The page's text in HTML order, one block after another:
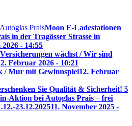
Moon E-Ladestationen
in der Tragösser Strasse in
- 14:55
wächst / Wir sind
Februar 2026 - 10:21
/ Mur mit Gewinnspiel12. Februar
Sie Qualität & Sicherheit! 5
Aktion bei Autoglas Prais – frei
23.12.202511. November 2025 -